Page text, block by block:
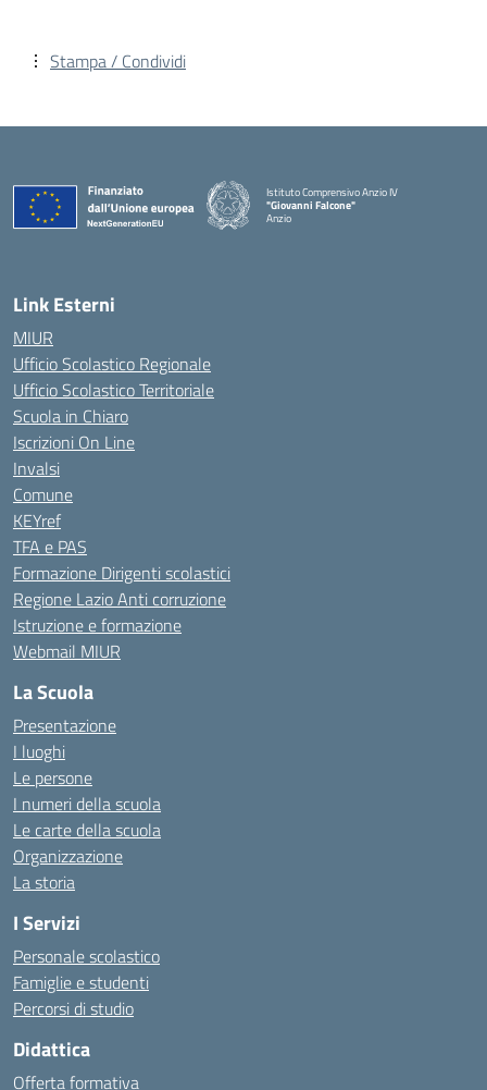
Stampa / Condividi
Istituto Comprensivo Anzio IV
"Giovanni Falcone"
Anzio
Link Esterni
MIUR
Ufficio Scolastico Regionale
Ufficio Scolastico Territoriale
Scuola in Chiaro
Iscrizioni On Line
Invalsi
Comune
KEYref
TFA e PAS
Formazione Dirigenti scolastici
Regione Lazio Anti corruzione
Istruzione e formazione
Webmail MIUR
La Scuola
Presentazione
I luoghi
Le persone
I numeri della scuola
Le carte della scuola
Organizzazione
La storia
I Servizi
Personale scolastico
Famiglie e studenti
Percorsi di studio
Didattica
Offerta formativa